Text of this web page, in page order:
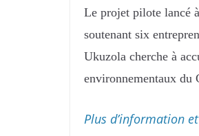
Le projet pilote lancé
soutenant six
Ukuzola cherche à
environnementaux du
Plus d’information